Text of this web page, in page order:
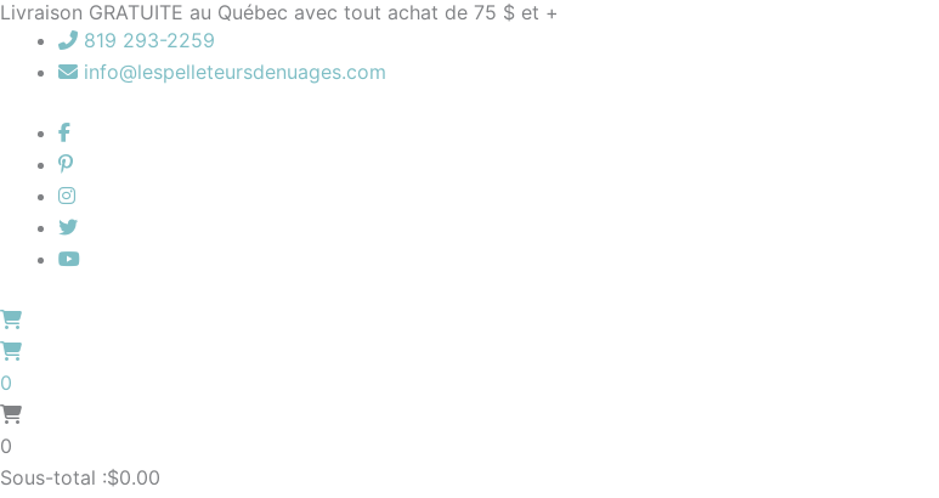
Aller
contenu
Livraison GRATUITE au Québec avec tout achat de 75 $ et +
819 293-2259
info@lespelleteursdenuages.com
0
0
Sous-total :$0.00